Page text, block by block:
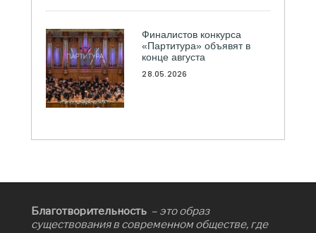
Финалистов конкурса
«Партитура» объявят в
конце августа
28.05.2026
Благотворительность – это образ
существования в современном обществе, где